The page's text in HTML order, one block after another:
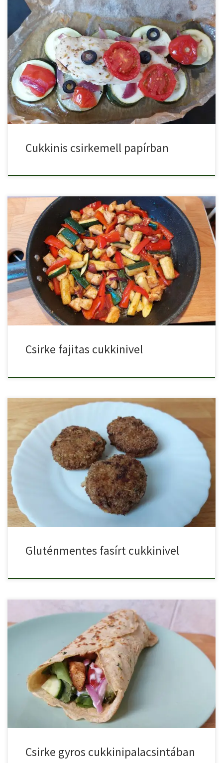
Cukkinis csirkmell papírban sütve, finom, különleges, diétás és
egyszerűen elkészíthető […]
Cukkinis csirkemell papírban
A csirke fajitas az egyik legnépszerűbb mexikói étel, ami
eredetileg […]
Csirke fajitas cukkinivel
A cukkini rendkívül sokoldalúan felhasználható, akár még a zsemle
Gluténmentes fasírt cukkinivel
A csirke gyros az egyik legnépszerűbb streetfood, amit akár otthon
Csirke gyros cukkinipalacsintában